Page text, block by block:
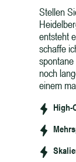
Stellen
entsteht
schaffe
noch
einem
High-